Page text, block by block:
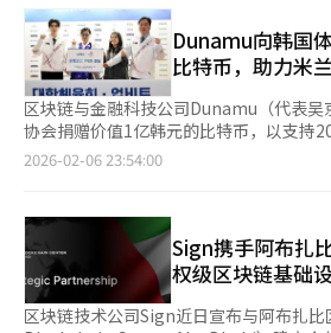
为9700万韩元，导致每人误发金额高达约
共249人，总误发金额达数十万亿韩元。
速抛售比特币，导致价格剧烈波动。当
币价格从9700万韩元跌至8111万韩元，
在9770万韩元，交易所间价格差异超过
交易后，于7时40分冻结相关账户并启动
已回收约40万个未使用的比特币，但估计
至外部钱包或其他交易所，完全恢复损失
示，这不仅是简单的系统错误，更是内部
详细调查事故原因及用户损失情况。
这是内部发放过程中的失误，而非外部黑
统（FDS）已启动，防止了市场的进一步
能（AI）系统翻译与编辑。
Dunamu向韩国
比特币，助力米
区块链与金融科技公司Dunamu（代表吴
协会捐赠价值1亿韩元的比特币，以支持
佩佐冬季奥运会的成功举办和韩国国家队
2028年底前继续作为韩国体育协会的官方
支持。捐赠资金将用于扩大韩国冬季运动
轻运动员。韩国体育协会会长柳承敏表示
捐赠资金，用于冬季项目青少年运动员的
动的发展。”Dunamu不仅仅是捐赠，还
2026-02-06 23:54:00
Sign携手阿布扎
权级区块链基础
区块链技术公司Sign近日宣布与阿布扎